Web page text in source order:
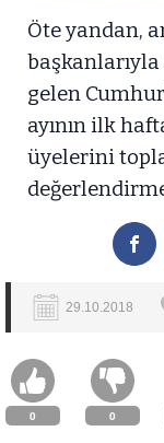
Öte yandan,
gelen
ayının ilk
üyelerini
29.10.2018
0 0